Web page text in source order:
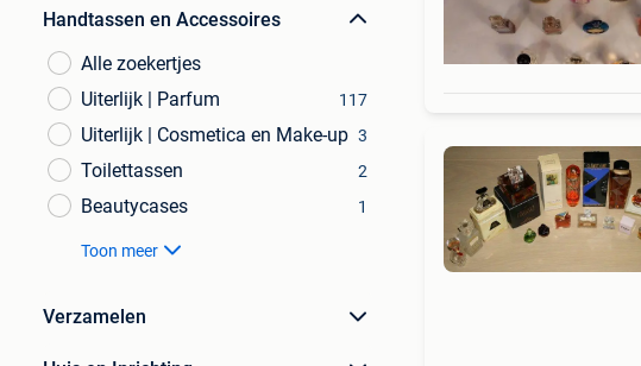
Handtassen en Accessoires
Alle zoekertjes
Uiterlijk | Parfum
117
Uiterlijk | Cosmetica en Make-up 3
Toilettassen 2
Beautycases 1
Toon meer
Verzamelen